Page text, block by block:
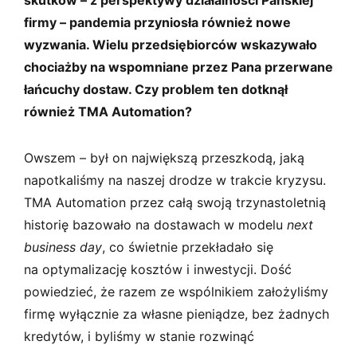
firmy – pandemia przyniosła również nowe
wyzwania. Wielu przedsiębiorców wskazywało
chociażby na wspomniane przez Pana przerwane
łańcuchy dostaw. Czy problem ten dotknął
również TMA Automation?
Owszem – był on największą przeszkodą, jaką
napotkaliśmy na naszej drodze w trakcie kryzysu.
TMA Automation przez całą swoją trzynastoletnią
historię bazowało na dostawach w modelu next
business day, co świetnie przekładało się
na optymalizację kosztów i inwestycji. Dość
powiedzieć, że razem ze wspólnikiem założyliśmy
firmę wyłącznie za własne pieniądze, bez żadnych
kredytów, i byliśmy w stanie rozwinąć